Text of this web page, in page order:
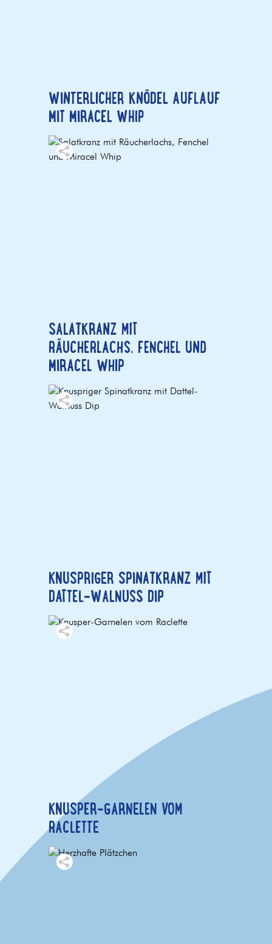
WINTERLICHER KNÖDEL AUFLAUF
MIT MIRACEL WHIP
SALATKRANZ MIT
RÄUCHERLACHS, FENCHEL UND
MIRACEL WHIP
KNUSPRIGER SPINATKRANZ MIT
DATTEL-WALNUSS DIP
KNUSPER-GARNELEN VOM
RACLETTE